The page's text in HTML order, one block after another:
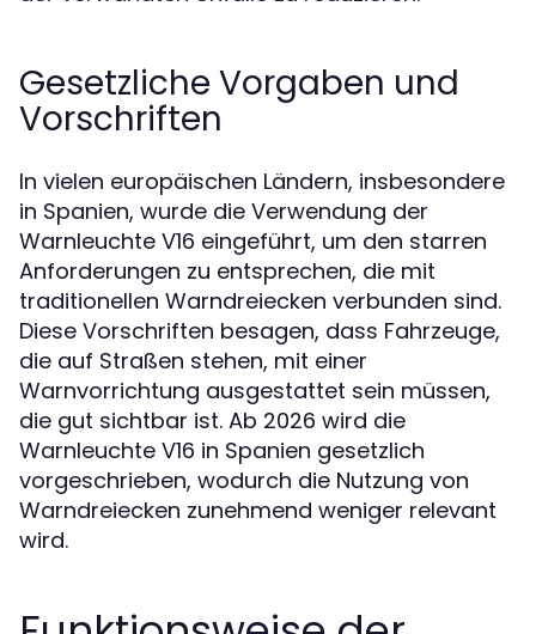
Gesetzliche Vorgaben und
Vorschriften
In vielen europäischen Ländern, insbesondere
in Spanien, wurde die Verwendung der
Warnleuchte V16 eingeführt, um den starren
Anforderungen zu entsprechen, die mit
traditionellen Warndreiecken verbunden sind.
Diese Vorschriften besagen, dass Fahrzeuge,
die auf Straßen stehen, mit einer
Warnvorrichtung ausgestattet sein müssen,
die gut sichtbar ist. Ab 2026 wird die
Warnleuchte V16 in Spanien gesetzlich
vorgeschrieben, wodurch die Nutzung von
Warndreiecken zunehmend weniger relevant
wird.